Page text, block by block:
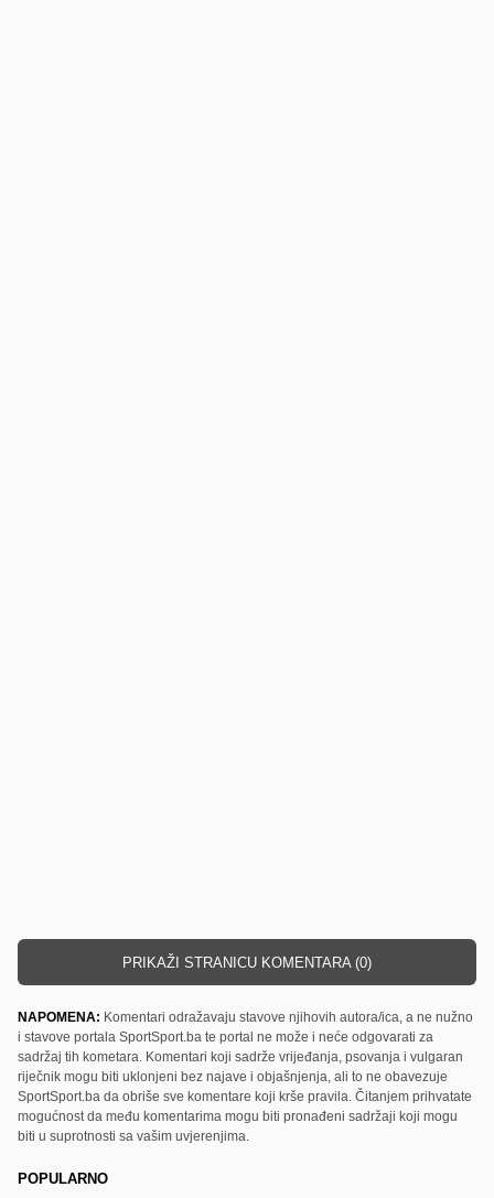
PRIKAŽI STRANICU KOMENTARA (0)
NAPOMENA: Komentari odražavaju stavove njihovih autora/ica, a ne nužno
i stavove portala SportSport.ba te portal ne može i neće odgovarati za
sadržaj tih kometara. Komentari koji sadrže vrijeđanja, psovanja i vulgaran
riječnik mogu biti uklonjeni bez najave i objašnjenja, ali to ne obavezuje
SportSport.ba da obriše sve komentare koji krše pravila. Čitanjem prihvatate
mogućnost da među komentarima mogu biti pronađeni sadržaji koji mogu
biti u suprotnosti sa vašim uvjerenjima.
POPULARNO